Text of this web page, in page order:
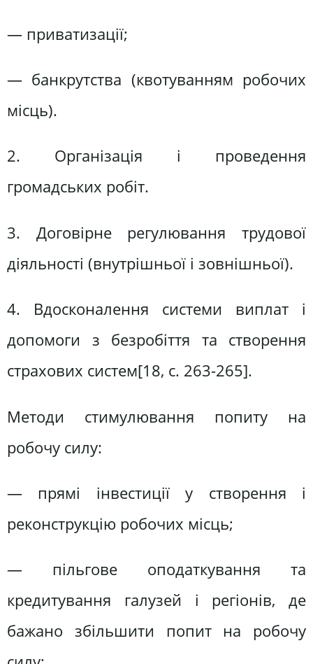
— приватизації;
— банкрутства (квотуванням робочих
місць).
2. Організація і проведення
громадських робіт.
3. Договірне регулювання трудової
діяльності (внутрішньої і зовнішньої).
4. Вдосконалення системи виплат і
допомоги з безробіття та створення
страхових систем[18, c. 263-265].
Методи стимулювання попиту на
робочу силу:
— прямі інвестиції у створення і
реконструкцію робочих місць;
— пільгове оподаткування та
кредитування галузей і регіонів, де
бажано збільшити попит на робочу